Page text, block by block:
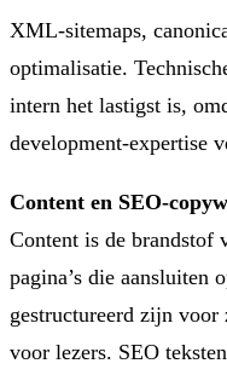
XML-sitemaps,
optimalisatie.
intern het lastigst is,
development-expertise
Content en SEO-
Content is de brandstof
pagina’s die aansluiten
gestructureerd zijn voor
voor lezers. SEO